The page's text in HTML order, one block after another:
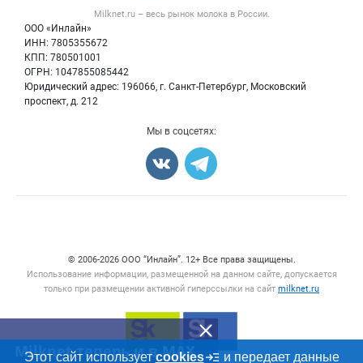
Milknet теперь и в MAX
Milknet.ru – весь рынок молокав России.
ООО «Инлайн»
ИНН: 7805355672
КПП: 780501001
ОГРН: 1047855085442
Юридический адрес: 196066, г. Санкт-Петербург, Московский
проспект, д. 212
Политика обработки персональных данных
Оборудование
Мы в соцсетях:
© 2006‑2026 ООО “Инлайн”. 12+ Все права защищены.
Использование информации, размещенной на данном сайте, допускается
только при размещении активной гиперссылки на сайт milknet.ru
Этот сайт использует cookies и передает данные